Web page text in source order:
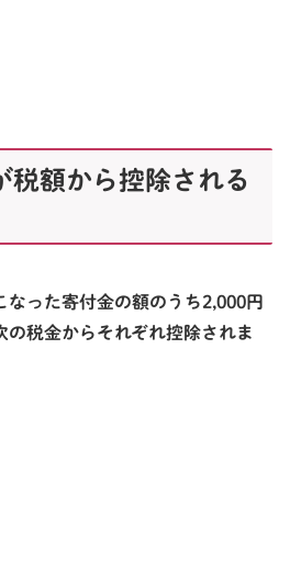
税額から控除される
なった寄付金の額のうち2,000円
の税金からそれぞれ控除されま